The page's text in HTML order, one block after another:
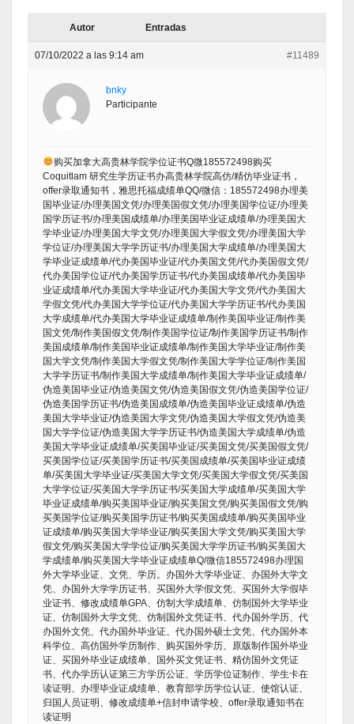
Autor Entradas
07/10/2022 a las 9:14 am #11489
bnky
Participante
购买加拿大高贵林学院学位证书Q微185572498购买
Coquitlam 研究生学历证书办高贵林学院高仿/精仿毕业证书，
offer录取通知书，雅思托福成绩单QQ/微信：185572498办理美
国毕业证/办理美国文凭/办理美国假文凭/办理美国学位证/办理美
国学历证书/办理美国成绩单/办理美国毕业证成绩单/办理美国大
学毕业证/办理美国大学文凭/办理美国大学假文凭/办理美国大学
学位证/办理美国大学学历证书/办理美国大学成绩单/办理美国大
学毕业证成绩单/代办美国毕业证/代办美国文凭/代办美国假文凭/
代办美国学位证/代办美国学历证书/代办美国成绩单/代办美国毕
业证成绩单/代办美国大学毕业证/代办美国大学文凭/代办美国大
学假文凭/代办美国大学学位证/代办美国大学学历证书/代办美国
大学成绩单/代办美国大学毕业证成绩单/制作美国毕业证/制作美
国文凭/制作美国假文凭/制作美国学位证/制作美国学历证书/制作
美国成绩单/制作美国毕业证成绩单/制作美国大学毕业证/制作美
国大学文凭/制作美国大学假文凭/制作美国大学学位证/制作美国
大学学历证书/制作美国大学成绩单/制作美国大学毕业证成绩单/
伪造美国毕业证/伪造美国文凭/伪造美国假文凭/伪造美国学位证/
伪造美国学历证书/伪造美国成绩单/伪造美国毕业证成绩单/伪造
美国大学毕业证/伪造美国大学文凭/伪造美国大学假文凭/伪造美
国大学学位证/伪造美国大学学历证书/伪造美国大学成绩单/伪造
美国大学毕业证成绩单/买美国毕业证/买美国文凭/买美国假文凭/
买美国学位证/买美国学历证书/买美国成绩单/买美国毕业证成绩
单/买美国大学毕业证/买美国大学文凭/买美国大学假文凭/买美国
大学学位证/买美国大学学历证书/买美国大学成绩单/买美国大学
毕业证成绩单/购买美国毕业证/购买美国文凭/购买美国假文凭/购
买美国学位证/购买美国学历证书/购买美国成绩单/购买美国毕业
证成绩单/购买美国大学毕业证/购买美国大学文凭/购买美国大学
假文凭/购买美国大学学位证/购买美国大学学历证书/购买美国大
学成绩单/购买美国大学毕业证成绩单Q/微信185572498办理国
外大学毕业证、文凭、学历。办国外大学毕业证、办国外大学文
凭、办国外大学学历证书、买国外大学假文凭、买国外大学假毕
业证书、修改成绩单GPA、仿制大学成绩单、仿制国外大学毕业
证、仿制国外大学文凭、仿制国外文凭证书、代办国外学历、代
办国外文凭、代办国外毕业证、代办国外硕士文凭、代办国外本
科学位、高仿国外学历制作、购买国外学历、原版制作国外毕业
证、买国外毕业证成绩单、国外买文凭证书、精仿国外文凭证
书、代办学历认证第三方学历公证、学历学位证制作、学生卡在
读证明、办理毕业证成绩单、教育部学历学位认证、使馆认证、
归国人员证明、修改成绩单+信封申请学校、offer录取通知书在
读证明